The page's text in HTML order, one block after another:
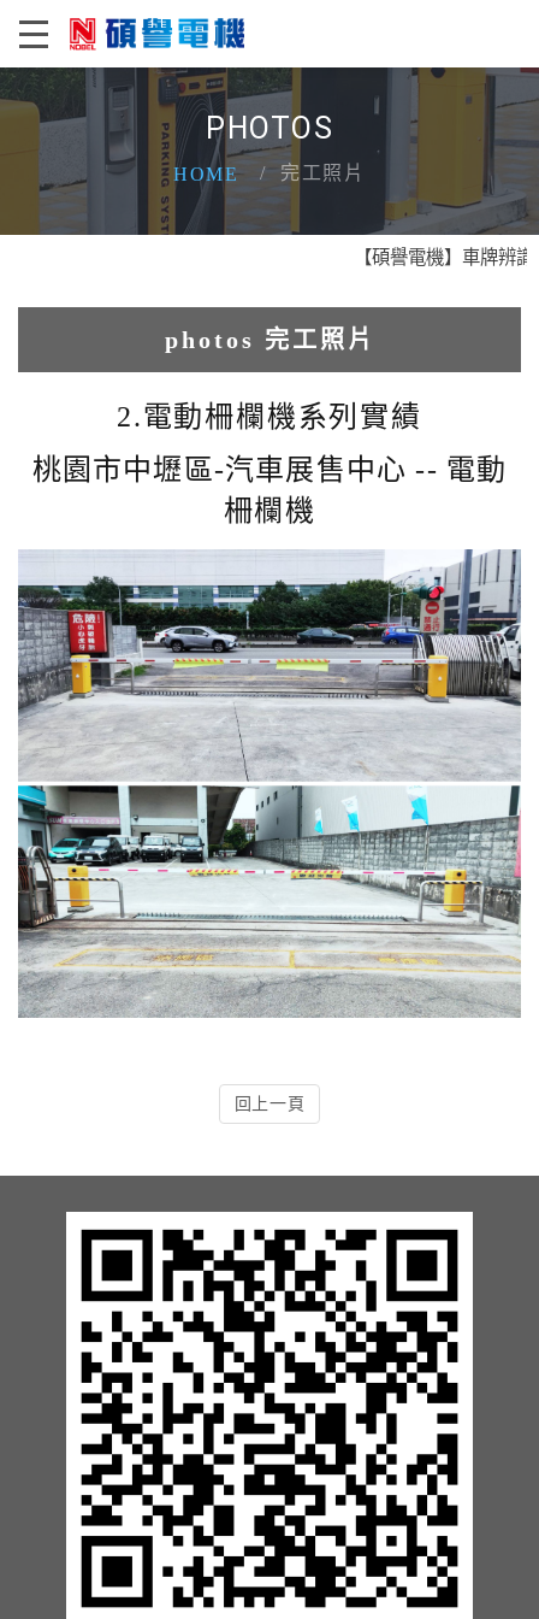
PHOTOS
HOME 完工照片
【碩譽電機】車牌辨識
photos 完工照片
1.人臉辨識系統實績
2.電動柵欄機系列實績
3.車牌辨識收費系統實績
4.車牌辨識收費系統-客製化實績
5.停車收費系統系列實績
6.停車收費系統-地閘式實績
7.人員管制機系列實績
8.長距離讀卡機系列實績
9.車位在席導引系列實績
10.反向尋車系統實績
11.周邊配備-紅綠燈實績
13.周邊配備-防撞條實績
15.周邊配備-安全警示實績
17.周邊配備-方向指示實績
18.周邊配備-車位架實績
20.智能汽機車充電樁設備實績
21.車道資訊看板實績
2.電動柵欄機系列實績
桃園市中壢區-汽車展售中心 -- 電動
柵欄機
回上一頁